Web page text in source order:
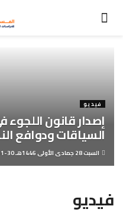
فيديو
إصدار قانون
السياقات ودوافع
السبت 28 جمادى الأولى 1446هـ 30-11-2024م
فيديو